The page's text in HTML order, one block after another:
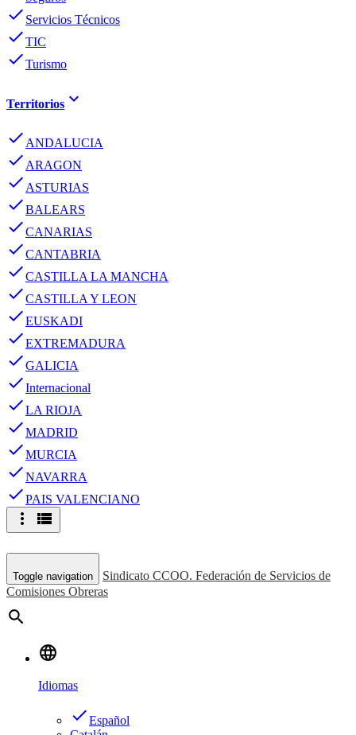
done Servicios Técnicos
doneTIC
doneTurismo
Territorios keyboard_arrow_down
done ANDALUCIA
done ARAGON
done ASTURIAS
doneBALEARS
doneCANARIAS
doneCANTABRIA
doneCASTILLA LA MANCHA
doneCASTILLA Y LEON
doneEUSKADI
doneEXTREMADURA
doneGALICIA
doneInternacional
doneLA RIOJA
doneMADRID
doneMURCIA
doneNAVARRA
donePAIS VALENCIANO
more_vert view_list
Toggle navigation
Sindicato CCOO. Federación de Servicios de
Comisiones Obreras
search
language
Idiomas
doneEspañol